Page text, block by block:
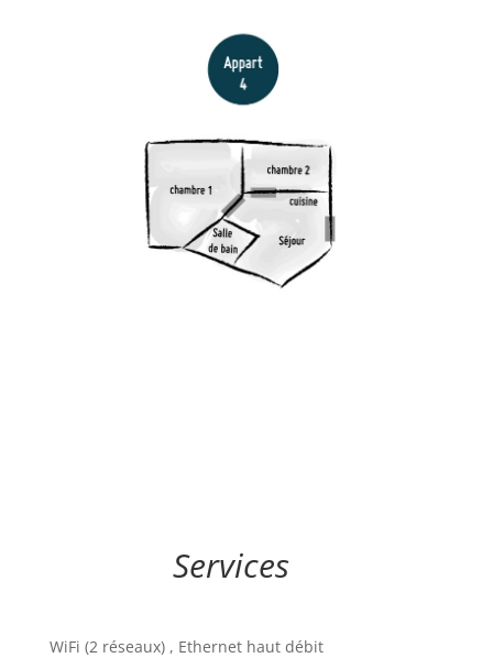
Services
WiFi (2 réseaux) , Ethernet haut débit